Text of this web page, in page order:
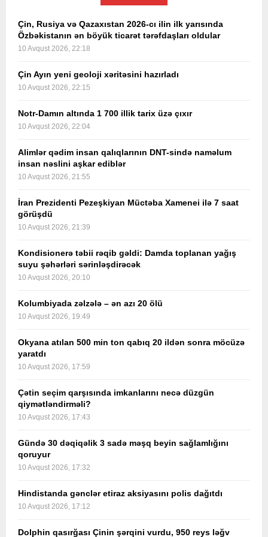
Çin, Rusiya və Qazaxıstan 2026-cı ilin ilk yarısında
Özbəkistanın ən böyük ticarət tərəfdaşları oldular
10 Avqust 2026, 22:18
Çin Ayın yeni geoloji xəritəsini hazırladı
10 Avqust 2026, 22:15
Notr-Damın altında 1 700 illik tarix üzə çıxır
10 Avqust 2026, 22:04
Alimlər qədim insan qalıqlarının DNT-sində naməlum
insan nəslini aşkar ediblər
10 Avqust 2026, 21:55
İran Prezidenti Pezeşkiyan Müctəba Xamenei ilə 7 saat
görüşdü
10 Avqust 2026, 21:39
Kondisionerə təbii rəqib gəldi: Damda toplanan yağış
suyu şəhərləri sərinləşdirəcək
10 Avqust 2026, 20:10
Kolumbiyada zəlzələ – ən azı 20 ölü
10 Avqust 2026, 19:49
Okyana atılan 500 min ton qabıq 20 ildən sonra möcüzə
yaratdı
10 Avqust 2026, 17:59
Çətin seçim qarşısında imkanlarını necə düzgün
qiymətləndirməli?
10 Avqust 2026, 17:43
Gündə 30 dəqiqəlik 3 sadə məşq beyin sağlamlığını
qoruyur
10 Avqust 2026, 17:32
Hindistanda gənclər etiraz aksiyasını polis dağıtdı
10 Avqust 2026, 17:12
Dolphin qasırğası Çinin şərqini vurdu, 950 reys ləğv